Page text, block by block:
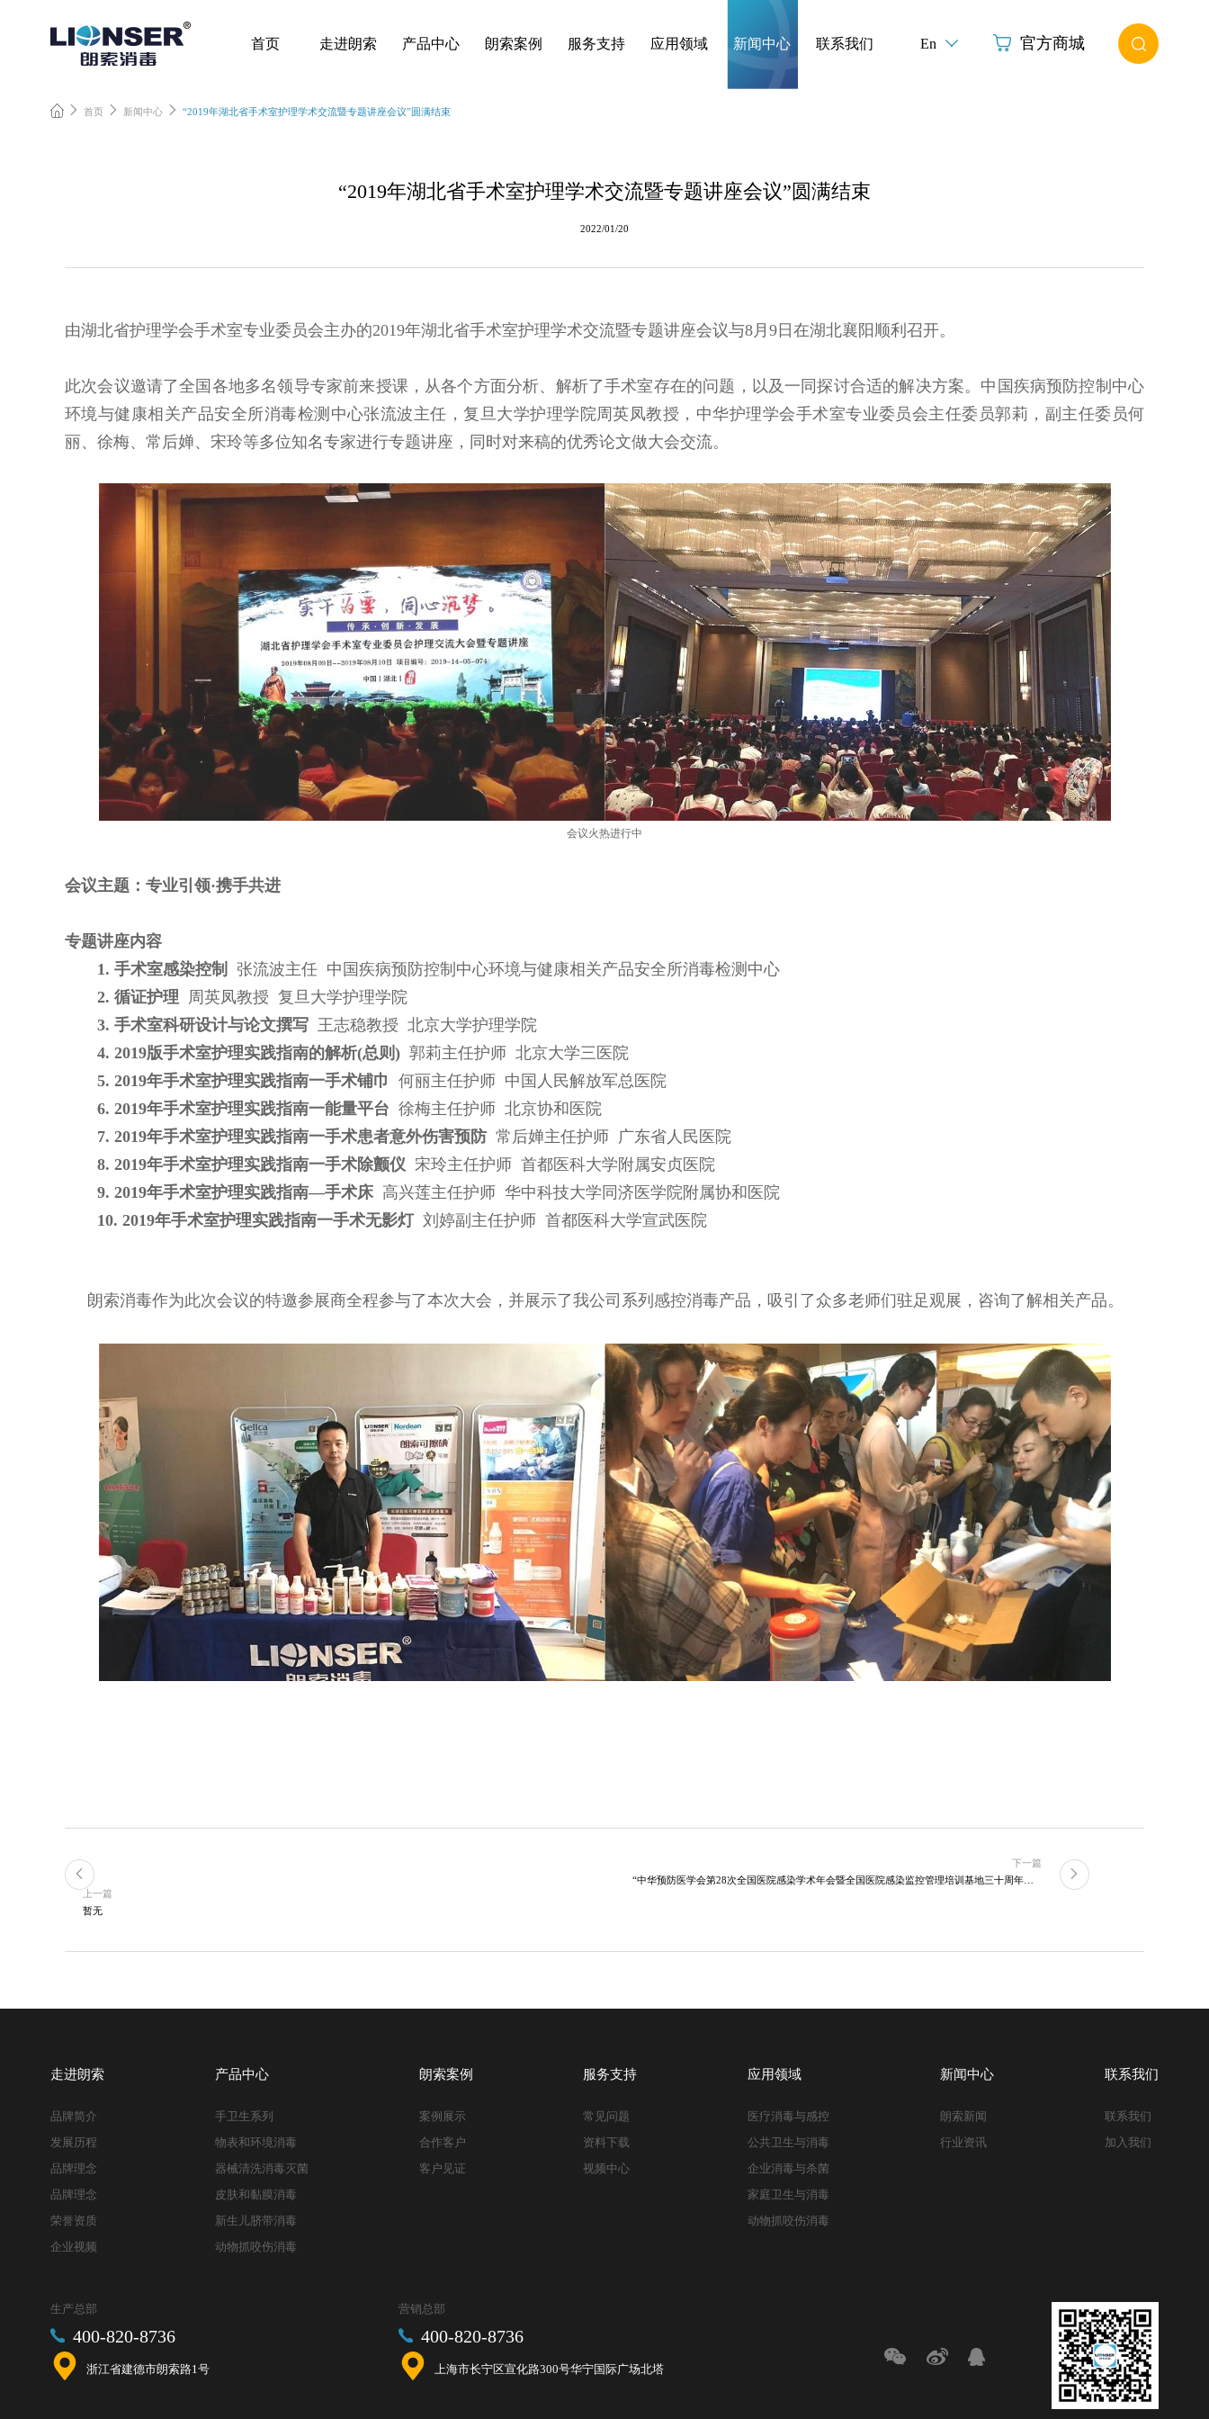
首页 走进朗索 产品中心 朗索案例 服务支持 应用领域 新闻中心 联系我们 En 官方商城
首页 新闻中心 “2019年湖北省手术室护理学术交流暨专题讲座会议”圆满结束
“2019年湖北省手术室护理学术交流暨专题讲座会议”圆满结束
2022/01/20
由湖北省护理学会手术室专业委员会主办的2019年湖北省手术室护理学术交流暨专题讲座会议与8月9日在湖北襄阳顺利召开。
此次会议邀请了全国各地多名领导专家前来授课，从各个方面分析、解析了手术室存在的问题，以及一同探讨合适的解决方案。 中国疾病预防控制中心
环境与健康相关产品安全所消毒检测中心张流波主任，复旦大学护理学院周英凤教授，中华护理学会手术室专业委员会主任委员郭莉，副主任委员何
丽、徐梅、常后婵、宋玲等多位知名专家进行专题讲座，同时对来稿的优秀论文做大会交流。
会议火热进行中
会议主题：专业引领·携手共进
专题讲座内容
1. 手术室感染控制
张流波主任 中国疾病预防控制中心环境与健康相关产品安全所消毒检测中心
2. 循证护理 周英凤教授 复旦大学护理学院
3. 手术室科研设计与论文撰写 王志稳教授 北京大学护理学院
4. 2019版手术室护理实践指南的解析(总则) 郭莉主任护师 北京大学三医院
5. 2019年手术室护理实践指南一手术铺巾
何丽主任护师 中国人民解放军总医院
6. 2019年手术室护理实践指南一能量平台 徐梅主任护师 北京协和医院
7. 2019年手术室护理实践指南一手术患者意外伤害预防 常后婵主任护师 广东省人民医院
8. 2019年手术室护理实践指南一手术除颤仪 宋玲主任护师 首都医科大学附属安贞医院
9. 2019年手术室护理实践指南—手术床高兴莲主任护师 华中科技大学同济医学院附属协和医院
10. 2019年手术室护理实践指南一手术无影灯刘婷副主任护师 首都医科大学宣武医院
朗索消毒作为此次会议的特邀参展商全程参与了本次大会，并展示了我公司系列感控消毒产品，吸引了众多老师们驻足观展，咨询了解相关产品。
上一篇
暂无
下一篇
“中华预防医学会第28次全国医院感染学术年会暨全国医院感染监控管理培训基地三十周年总结会”盛大召开
走进朗索
品牌简介
发展历程
品牌理念
品牌理念
荣誉资质
企业视频
产品中心
手卫生系列
物表和环境消毒
器械清洗消毒灭菌
皮肤和黏膜消毒
新生儿脐带消毒
动物抓咬伤消毒
朗索案例
案例展示
合作客户
客户见证
服务支持
常见问题
资料下载
视频中心
应用领域
医疗消毒与感控
公共卫生与消毒
企业消毒与杀菌
家庭卫生与消毒
动物抓咬伤消毒
新闻中心
朗索新闻
行业资讯
联系我们
联系我们
加入我们
生产总部
400-820-8736
浙江省建德市朗索路1号
营销总部
400-820-8736
上海市长宁区宣化路300号华宁国际广场北塔